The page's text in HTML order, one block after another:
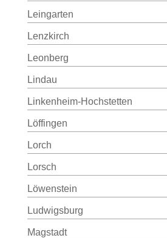
Leingarten
Lenzkirch
Leonberg
Lindau
Linkenheim-Hochstetten
Löffingen
Lorch
Lorsch
Löwenstein
Ludwigsburg
Magstadt